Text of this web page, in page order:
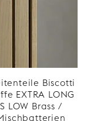
Biscotti
EXTRA LONG
LOW Brass /